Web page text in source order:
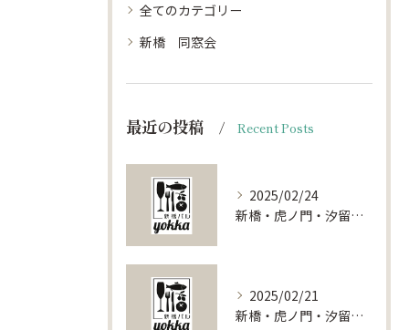
全てのカテゴリー
新橋 同窓会
最近の投稿 Recent Posts
2025/02/24
新橋・虎ノ門・汐留で叶える特別な夜！貸切レストランの魅力をご紹介
2025/02/21
新橋・虎ノ門・汐留で叶える特別な宴会！貸切スポット徹底ガイド